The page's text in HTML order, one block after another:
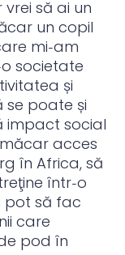
vrei să ai un
un copil
mi‑am
societate
și
se poate și
impact social
acces
în Africa, să
într‑o
pot să fac
care
pod în